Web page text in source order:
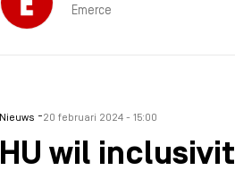
Emerce
Nieuws -20 februari 2024 - 15:00
HU wil